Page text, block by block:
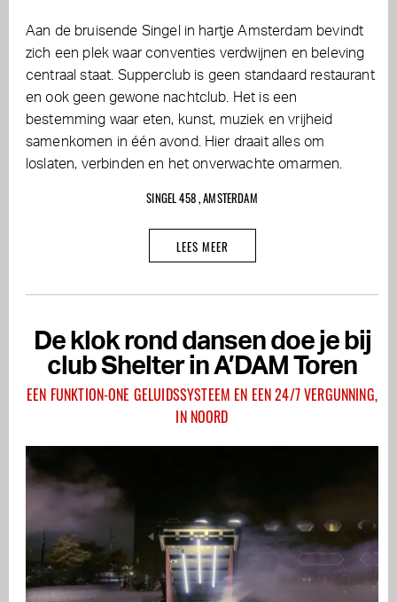
Aan de bruisende Singel in hartje Amsterdam bevindt
zich een plek waar conventies verdwijnen en beleving
centraal staat. Supperclub is geen standaard restaurant
en ook geen gewone nachtclub. Het is een
bestemming waar eten, kunst, muziek en vrijheid
samenkomen in één avond. Hier draait alles om
loslaten, verbinden en het onverwachte omarmen.
SINGEL 458 , AMSTERDAM
LEES MEER
De klok rond dansen doe je bij
club Shelter in A’DAM Toren
EEN FUNKTION-ONE GELUIDSSYSTEEM EN EEN 24/7 VERGUNNING,
IN NOORD